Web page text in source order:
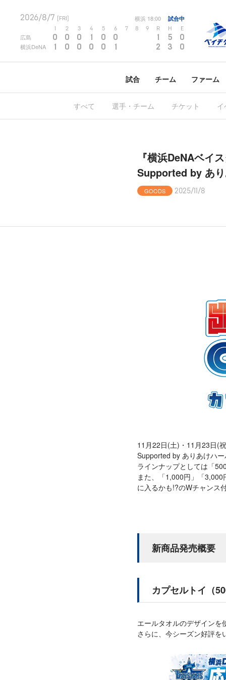
2026/8/7 [FRI] 横浜 18:00 試合中
2 3 4 5 6 7 8 9 R H E
広島 0 0 0 1 0 0 1 5 0
横浜DeNA 1 0 0 0 0 1 2 3 0
試合 チーム ファーム
すべて 選手・チーム チケット
『横浜DeNAベイ
Supported by あ
GOODS 2025/11/8
11月22日(土)・11月23日(
Supported by ありあけハ
ラインナップとしては「
また、「1,000円」「
に入るかも!?のWチャンス
新商品発売概要
カプセルトイ（
エールタオルのデザインを
さらに、今シーズン好評を